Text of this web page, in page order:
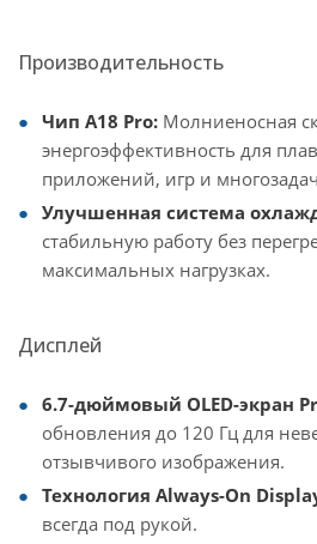
Производительность
Чип A18 Pro: Молниеносная
энергоэффективность для
приложений, игр и
Улучшенная система
стабильную работу без
максимальных нагрузках.
Дисплей
6.7-дюймовый OLED-экран
обновления до 120 Гц для
отзывчивого изображения.
Технология Always-On
всегда под рукой.